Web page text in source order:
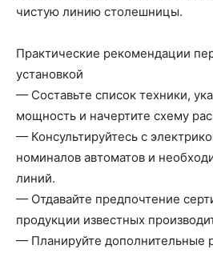
чистую линию столешницы.
Практические рекомендации
установкой
— Составьте список техники,
мощность и начертите схему
— Консультируйтесь с
номиналов автоматов и
линий.
— Отдавайте предпочтение
продукции известных
— Планируйте дополнительные